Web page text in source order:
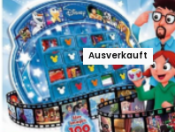
Ausverkauft